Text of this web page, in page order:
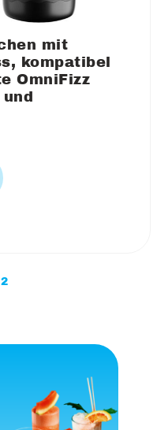
mit
kompatibel
OmniFizz
2